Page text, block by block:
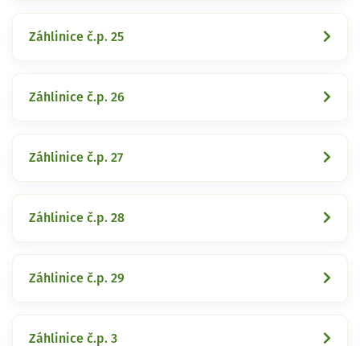
Záhlinice č.p. 25
Záhlinice č.p. 26
Záhlinice č.p. 27
Záhlinice č.p. 28
Záhlinice č.p. 29
Záhlinice č.p. 3